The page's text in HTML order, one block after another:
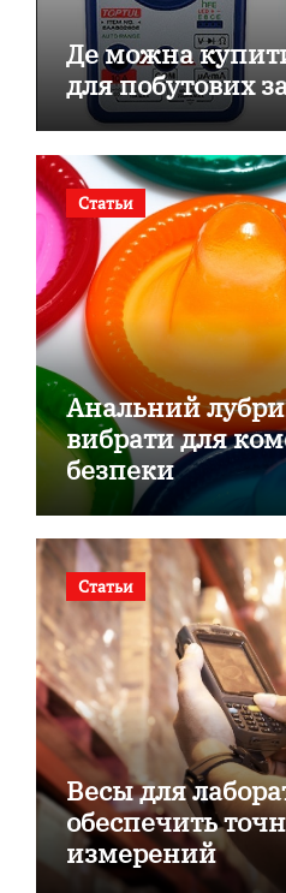
Де можна
для побутових
Статьи
Анальний
вибрати для
безпеки
Статьи
Весы для
обеспечить
измерений